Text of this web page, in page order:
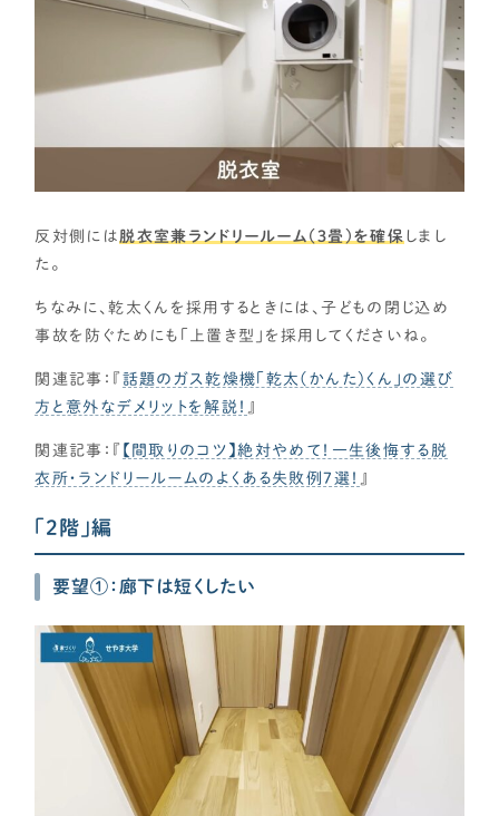
反対側には 脱衣室兼ランドリールーム（３畳）を確保 しまし
た。
ちなみに、乾太くんを採用するときには、子どもの閉じ込め
事故を防ぐためにも「上置き型」を採用してくださいね。
関連記事：『 話題のガス乾燥機「乾太(かんた)くん」の選び
方と意外なデメリットを解説！ 』
関連記事：『 【間取りのコツ】絶対やめて！一生後悔する脱
衣所・ランドリールームのよくある失敗例７選！ 』
「2階」編
要望①：廊下は短くしたい